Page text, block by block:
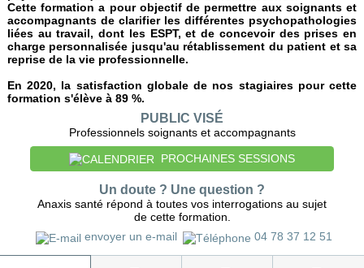
Cette formation a pour objectif de permettre aux soignants et
accompagnants de clarifier les différentes psychopathologies
liées au travail, dont les ESPT, et de concevoir des prises en
charge personnalisée jusqu'au rétablissement du patient et sa
reprise de la vie professionnelle.
En 2020, la satisfaction globale de nos stagiaires pour cette
formation s'élève à 89 %.
PUBLIC VISÉ
Professionnels soignants et accompagnants
PROCHAINES SESSIONS
Un doute ? Une question ?
Anaxis santé répond à toutes vos interrogations au sujet
de cette formation.
envoyer un e-mail
04 78 37 12 51